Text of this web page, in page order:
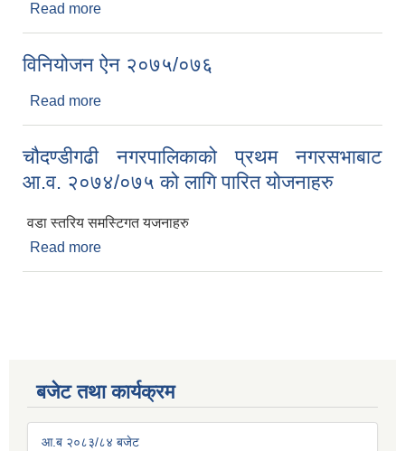
Read more
विनियोजन ऐन २०७५/०७६
Read more
चौदण्डीगढी नगरपालिकाको प्रथम नगरसभाबाट
आ.व. २०७४/०७५ को लागि पारित योजनाहरु
वडा स्तरिय समस्टिगत यजनाहरु
Read more
बजेट तथा कार्यक्रम
आ.ब २०८३/८४ बजेट